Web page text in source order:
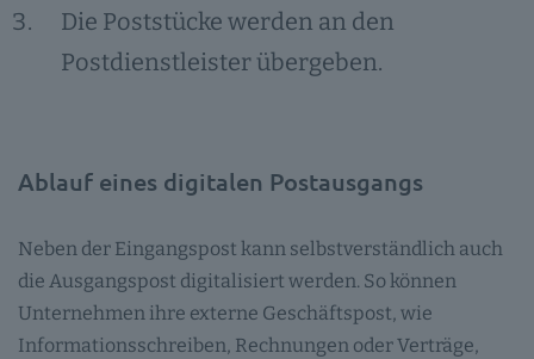
Die Poststücke werden an den
Postdienstleister übergeben.
Ablauf eines digitalen Postausgangs
Neben der Eingangspost kann selbstverständlich auch
die Ausgangspost digitalisiert werden. So können
Unternehmen ihre externe Geschäftspost, wie
Informationsschreiben, Rechnungen oder Verträge,